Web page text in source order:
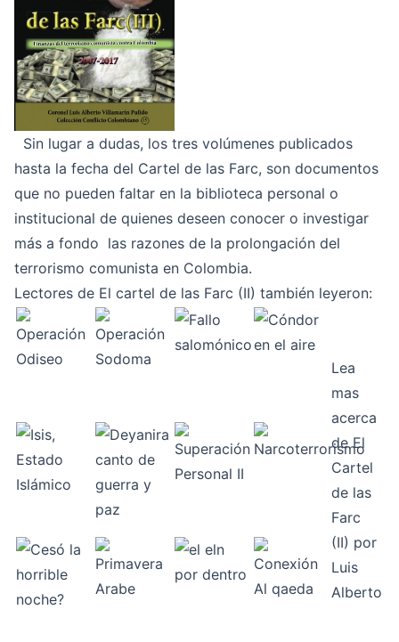
Sin lugar a dudas, los tres volúmenes publicados
hasta la fecha del Cartel de las Farc, son documentos
que no pueden faltar en la biblioteca personal o
institucional de quienes deseen conocer o investigar
más a fondo las razones de la prolongación del
terrorismo comunista en Colombia.
Lectores de El cartel de las Farc (II) también leyeron:
Lea
mas
acerca
deEl
Cartel
de las
Farc
(II) por
Luis
Alberto